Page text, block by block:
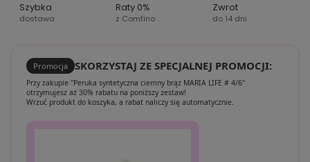
Szybka
dostawa
Raty 0%
z Comfino
Zwrot
do 14 dni
Promocja SKORZYSTAJ ZE SPECJALNEJ PROMOCJI:
Przy zakupie "Peruka syntetyczna ciemny brąz MARIA LIFE # 4/6"
otrzymujesz aż 30% rabatu na poniższy zestaw!
Wrzuć produkt do koszyka, a rabat naliczy się automatycznie.